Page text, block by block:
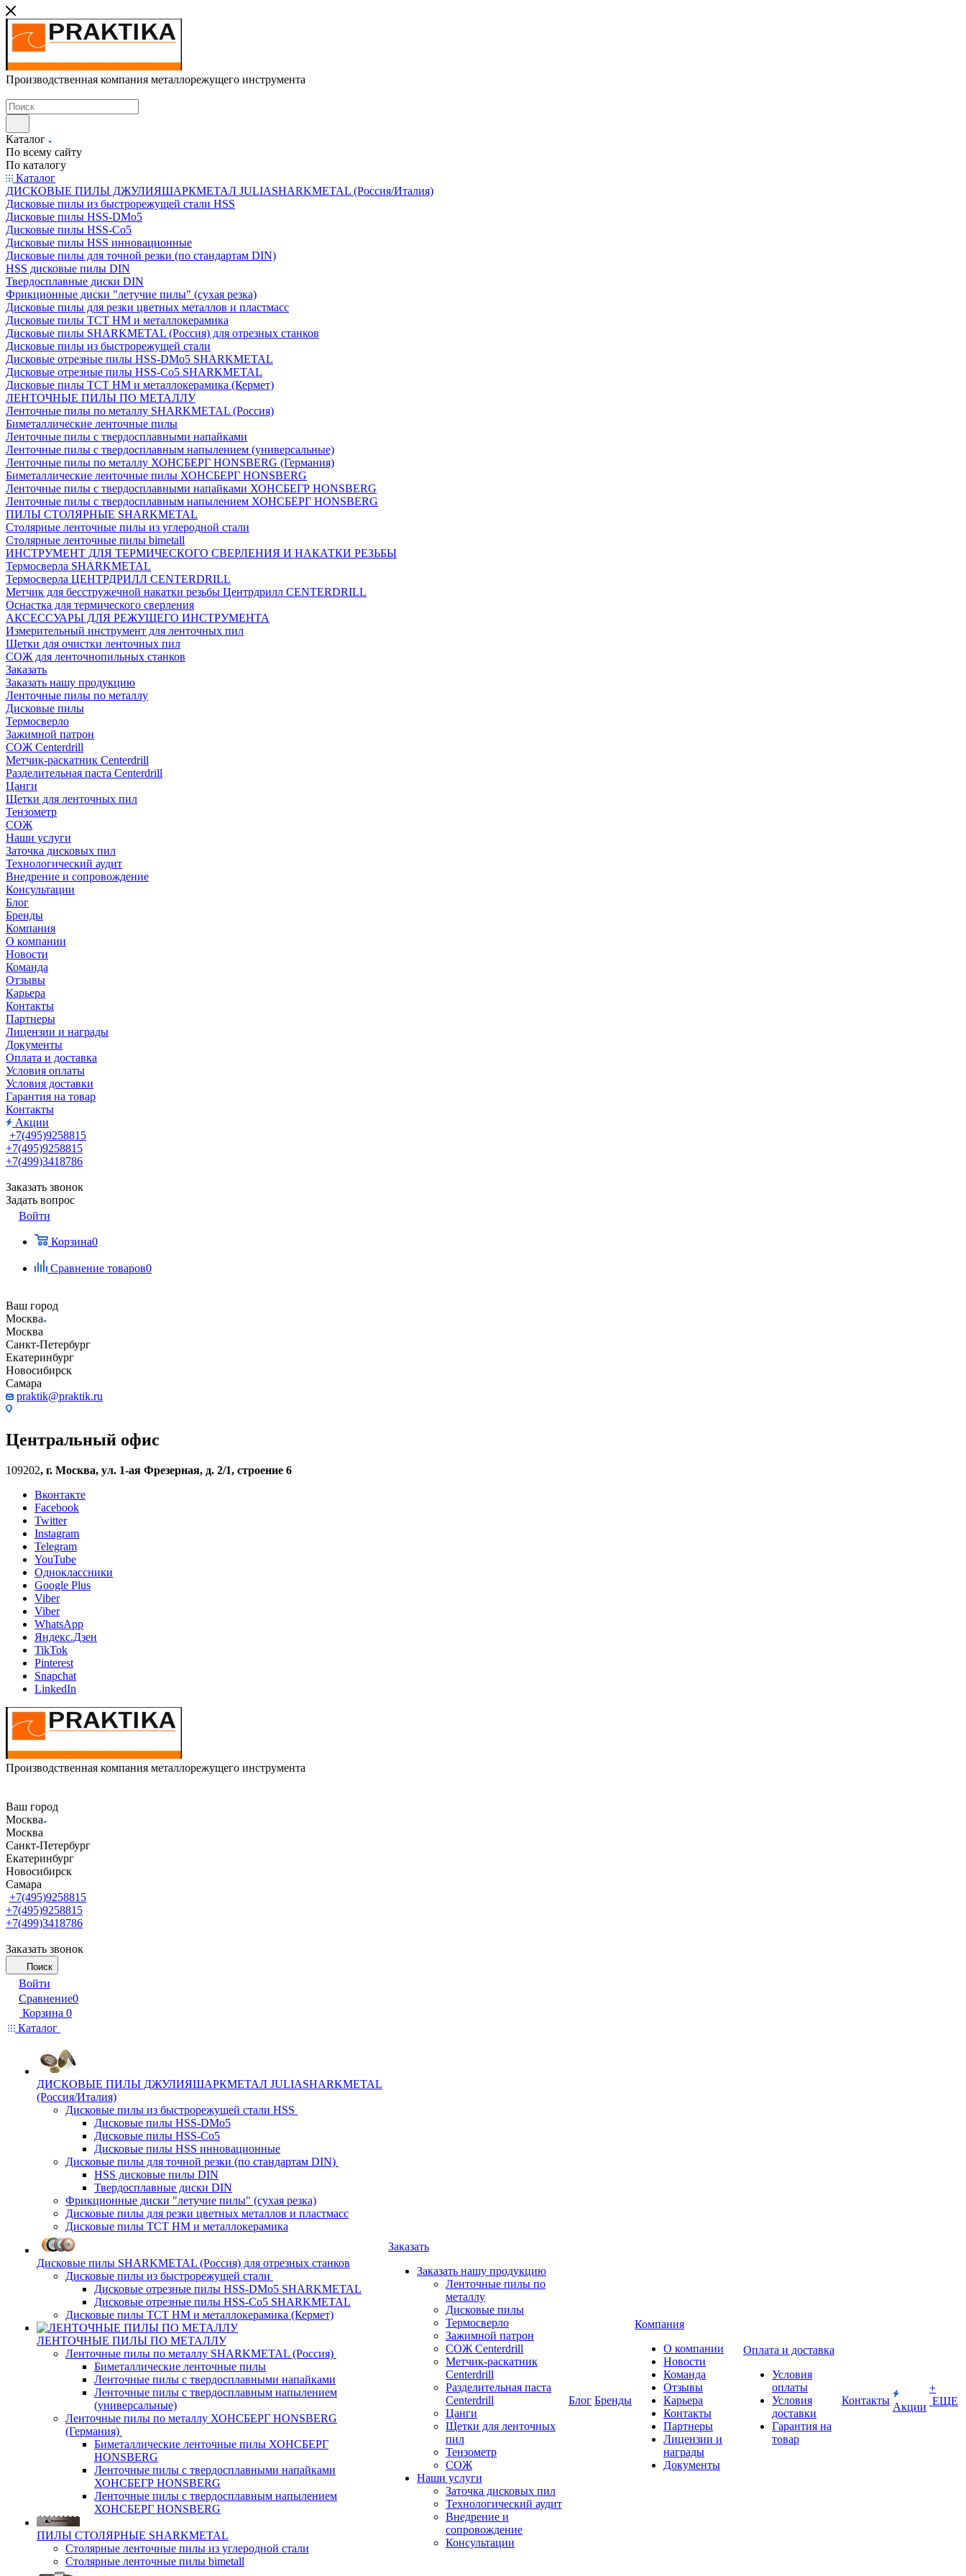
Производственная компания металлорежущего инструмента
Каталог
По всему сайту
По каталогу
Каталог
ДИСКОВЫЕ ПИЛЫ ДЖУЛИЯШАРКМЕТАЛ JULIASHARKMETAL (Россия/Италия)
Дисковые пилы из быстрорежущей стали HSS
Дисковые пилы HSS-DMo5
Дисковые пилы HSS-Co5
Дисковые пилы HSS инновационные
Дисковые пилы для точной резки (по стандартам DIN)
HSS дисковые пилы DIN
Твердосплавные диски DIN
Фрикционные диски "летучие пилы" (сухая резка)
Дисковые пилы для резки цветных металлов и пластмасс
Дисковые пилы ТСТ НМ и металлокерамика
Дисковые пилы SHARKMETAL (Россия) для отрезных станков
Дисковые пилы из быстрорежущей стали
Дисковые отрезные пилы HSS-DMo5 SHARKMETAL
Дисковые отрезные пилы HSS-Co5 SHARKMETAL
Дисковые пилы ТСТ НМ и металлокерамика (Кермет)
ЛЕНТОЧНЫЕ ПИЛЫ ПО МЕТАЛЛУ
Ленточные пилы по металлу SHARKMETAL (Россия)
Биметаллические ленточные пилы
Ленточные пилы с твердосплавными напайками
Ленточные пилы с твердосплавным напылением (универсальные)
Ленточные пилы по металлу ХОНСБЕРГ HONSBERG (Германия)
Биметаллические ленточные пилы ХОНСБЕРГ HONSBERG
Ленточные пилы с твердосплавными напайками ХОНСБЕГР HONSBERG
Ленточные пилы с твердосплавным напылением ХОНСБЕРГ HONSBERG
ПИЛЫ СТОЛЯРНЫЕ SHARKMETAL
Столярные ленточные пилы из углеродной стали
Столярные ленточные пилы bimetall
ИНСТРУМЕНТ ДЛЯ ТЕРМИЧЕСКОГО СВЕРЛЕНИЯ И НАКАТКИ РЕЗЬБЫ
Термосверла SHARKMETAL
Термосверла ЦЕНТРДРИЛЛ CENTERDRILL
Метчик для бесстружечной накатки резьбы Центрдрилл CENTERDRILL
Оснастка для термического сверления
АКСЕССУАРЫ ДЛЯ РЕЖУЩЕГО ИНСТРУМЕНТА
Измерительный инструмент для ленточных пил
Щетки для очистки ленточных пил
СОЖ для ленточнопильных станков
Заказать
Заказать нашу продукцию
Ленточные пилы по металлу
Дисковые пилы
Термосверло
Зажимной патрон
СОЖ Centerdrill
Метчик-раскатник Centerdrill
Разделительная паста Centerdrill
Цанги
Щетки для ленточных пил
Тензометр
СОЖ
Наши услуги
Заточка дисковых пил
Технологический аудит
Внедрение и сопровождение
Консультации
Блог
Бренды
Компания
О компании
Новости
Команда
Отзывы
Карьера
Контакты
Партнеры
Лицензии и награды
Документы
Оплата и доставка
Условия оплаты
Условия доставки
Гарантия на товар
Контакты
Акции
+7(495)9258815
+7(495)9258815
+7(499)3418786
Заказать звонок
Задать вопрос
Войти
Корзина0
Сравнение товаров0
Ваш город
Москва
Москва
Санкт-Петербург
Екатеринбург
Новосибирск
Самара
praktik@praktik.ru
Центральный офис
109202, г. Москва, ул. 1-ая Фрезерная, д. 2/1, строение 6
Вконтакте
Facebook
Twitter
Instagram
Telegram
YouTube
Одноклассники
Google Plus
Viber
Viber
WhatsApp
Яндекс.Дзен
TikTok
Pinterest
Snapchat
LinkedIn
Производственная компания металлорежущего инструмента
Ваш город
Москва
Москва
Санкт-Петербург
Екатеринбург
Новосибирск
Самара
+7(495)9258815
+7(495)9258815
+7(499)3418786
Заказать звонок
Поиск
Войти
Сравнение0
Корзина 0
Каталог
ДИСКОВЫЕ ПИЛЫ ДЖУЛИЯШАРКМЕТАЛ JULIASHARKMETAL
(Россия/Италия)
Дисковые пилы из быстрорежущей стали HSS
Дисковые пилы HSS-DMo5
Дисковые пилы HSS-Co5
Дисковые пилы HSS инновационные
Дисковые пилы для точной резки (по стандартам DIN)
HSS дисковые пилы DIN
Твердосплавные диски DIN
Фрикционные диски "летучие пилы" (сухая резка)
Дисковые пилы для резки цветных металлов и пластмасс
Дисковые пилы ТСТ НМ и металлокерамика
Дисковые пилы SHARKMETAL (Россия) для отрезных станков
Дисковые пилы из быстрорежущей стали
Дисковые отрезные пилы HSS-DMo5 SHARKMETAL
Дисковые отрезные пилы HSS-Co5 SHARKMETAL
Дисковые пилы ТСТ НМ и металлокерамика (Кермет)
ЛЕНТОЧНЫЕ ПИЛЫ ПО МЕТАЛЛУ
Ленточные пилы по металлу SHARKMETAL (Россия)
Биметаллические ленточные пилы
Ленточные пилы с твердосплавными напайками
Ленточные пилы с твердосплавным напылением
(универсальные)
Ленточные пилы по металлу ХОНСБЕРГ HONSBERG
(Германия)
Биметаллические ленточные пилы ХОНСБЕРГ
HONSBERG
Ленточные пилы с твердосплавными напайками
ХОНСБЕГР HONSBERG
Ленточные пилы с твердосплавным напылением
ХОНСБЕРГ HONSBERG
ПИЛЫ СТОЛЯРНЫЕ SHARKMETAL
Столярные ленточные пилы из углеродной стали
Столярные ленточные пилы bimetall
Заказать
Заказать нашу продукцию
Ленточные пилы по
металлу
Дисковые пилы
Термосверло
Зажимной патрон
СОЖ Centerdrill
Метчик-раскатник
Centerdrill
Разделительная паста
Centerdrill
Цанги
Щетки для ленточных
пил
Тензометр
СОЖ
Наши услуги
Заточка дисковых пил
Технологический аудит
Внедрение и
сопровождение
Консультации
Блог Бренды
Компания
О компании
Новости
Команда
Отзывы
Карьера
Контакты
Партнеры
Лицензии и
награды
Документы
Оплата и доставка
Условия
оплаты
Условия
доставки
Гарантия на
товар
Контакты
Акции
+
ЕЩЕ